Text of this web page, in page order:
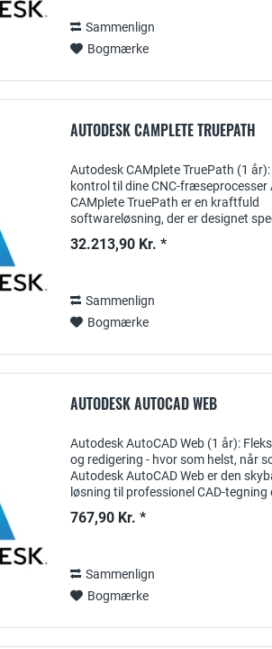
Sammenlign
Bogmærke
AUTODESK CAMPLETE TRUEPATH
Autodesk CAMplete TruePath (1
kontrol til dine CNC-fræseprocesser
CAMplete TruePath er en kraftfuld
softwareløsning, der er designet
Med et 1-årigt...
32.213,90 Kr. *
Sammenlign
Bogmærke
AUTODESK AUTOCAD WEB
Autodesk AutoCAD Web (1 år):
og redigering - hvor som helst, når
Autodesk AutoCAD Web er den
løsning til professionel CAD-tegning
767,90 Kr. *
Sammenlign
Bogmærke